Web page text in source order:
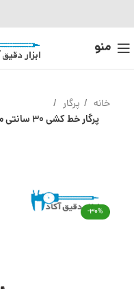
منو
خانه پرگار
-30%